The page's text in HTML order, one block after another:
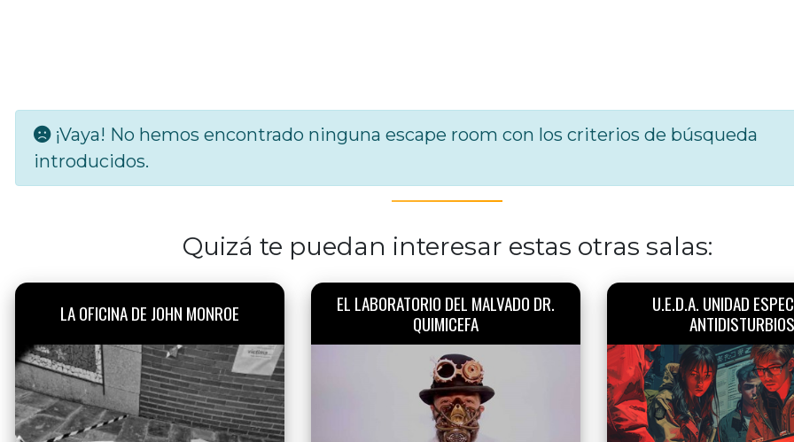
¡Vaya! No hemos encontrado ninguna escape room con los criterios de búsqueda
introducidos.
Quizá te puedan interesar estas otras salas:
LA OFICINA DE JOHN MONROE EL LABORATORIO DEL MALVADO DR.
QUIMICEFA
U.E.D.A. UNIDAD
ANTIDISTURBIOS